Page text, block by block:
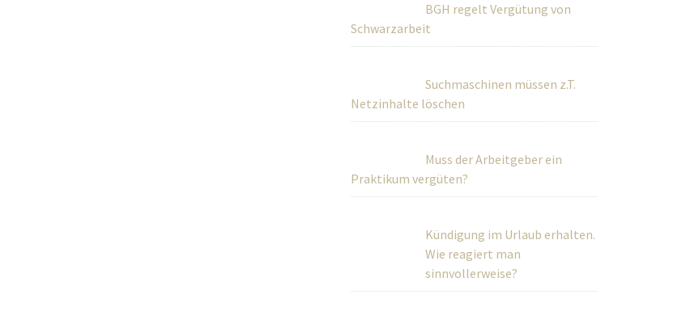
BGH regelt Vergütung von
Schwarzarbeit
Suchmaschinen müssen z.T.
Netzinhalte löschen
Muss der Arbeitgeber ein
Praktikum vergüten?
Kündigung im Urlaub erhalten.
Wie reagiert man sinnvollerweise?